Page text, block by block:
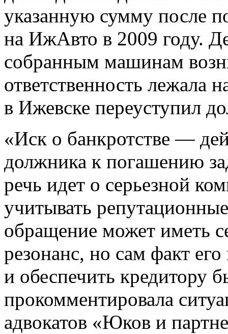
указанную сумму после
на ИжАвто в 2009 году.
собранным машинам
ответственность лежала
в Ижевске переуступил
«Иск о банкротстве —
должника к погашению
речь идет о серьезной
учитывать
обращение может иметь
резонанс, но сам факт
и обеспечить кредитору
прокомментировала
адвокатов «Юков и